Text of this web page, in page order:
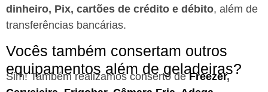
dinheiro, Pix, cartões de crédito e débito, além de
transferências bancárias.
Vocês também consertam outros
equipamentos além de geladeiras?
Sim! Também realizamos conserto deFreezer,